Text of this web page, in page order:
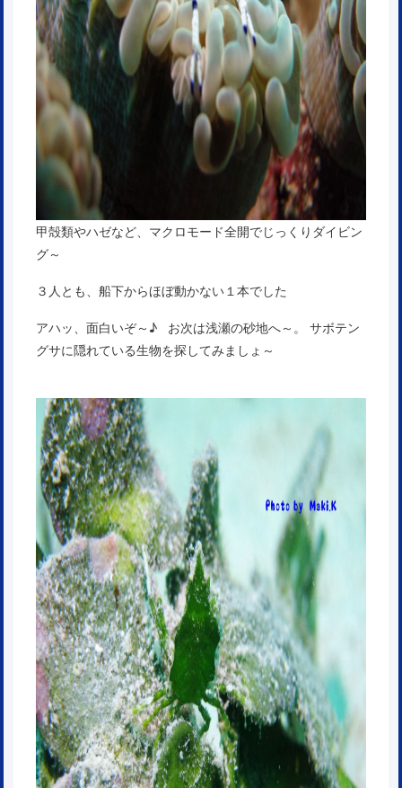
甲殻類やハゼなど、マクロモード全開でじっくりダイビン
グ～
３人とも、船下からほぼ動かない１本でした
アハッ、面白いぞ～♪ お次は浅瀬の砂地へ～。 サボテン
グサに隠れている生物を探してみましょ～